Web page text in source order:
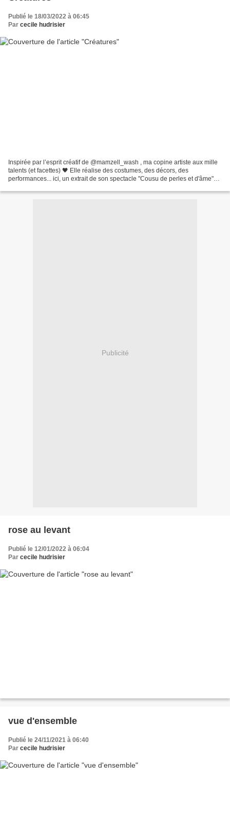
Publié le 18/03/2022 à 06:45
Par cecile hudrisier
Inspirée par l’esprit créatif de @mamzell_wash , ma copine artiste aux mille
talents (et facettes) 🖤 Elle réalise des costumes, des décors, des
performances... ici, un extrait de son spectacle "Cousu de perles et d'âme"
Publicité
rose au levant
Publié le 12/01/2022 à 06:04
Par cecile hudrisier
vue d'ensemble
Publié le 24/11/2021 à 06:40
Par cecile hudrisier